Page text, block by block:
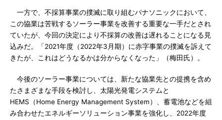
一方で、不採算事業の撲滅に取り組むパナソニックにおいて、
この協業は苦戦するソーラー事業を改善する重要な一手だとされ
ていたが、今回の決定により不採算の改善は遅れることになる見
込みだ。「2021年度（2022年3月期）に赤字事業の撲滅を訴えて
きたが、これはどうなるかは分からなくなった」（梅田氏）。
今後のソーラー事業については、新たな協業先との提携を含め
たさまざまな手段を検討し、太陽光発電システムと
HEMS（Home Energy Management System）、蓄電池などを組
み合わせたエネルギーソリューション事業を強化し、2022年度